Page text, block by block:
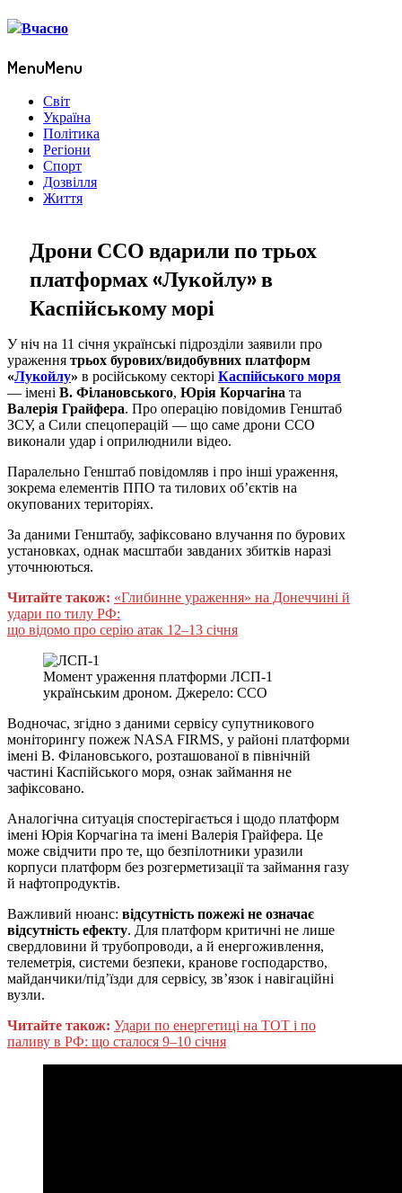
MenuMenu
Світ
Україна
Політика
Регіони
Спорт
Дозвілля
Життя
Дрони ССО вдарили по трьох
платформах «Лукойлу» в
Каспійському морі
У ніч на 11 січня українські підрозділи заявили про
ураження трьох бурових/видобувних платформ
«Лукойлу» в російському секторі Каспійського моря
— імені В. Філановського, Юрія Корчагіна та
Валерія Грайфера. Про операцію повідомив Генштаб
ЗСУ, а Сили спецоперацій — що саме дрони ССО
виконали удар і оприлюднили відео.
Паралельно Генштаб повідомляв і про інші ураження,
зокрема елементів ППО та тилових об’єктів на
окупованих територіях.
За даними Генштабу, зафіксовано влучання по бурових
установках, однак масштаби завданих збитків наразі
уточнюються.
Читайте також: «Глибинне ураження» на Донеччині й
удари по тилу РФ:
що відомо про серію атак 12–13 січня
Момент ураження платформи ЛСП-1
українським дроном. Джерело: ССО
Водночас, згідно з даними сервісу супутникового
моніторингу пожеж NASA FIRMS, у районі платформи
імені В. Філановського, розташованої в північній
частині Каспійського моря, ознак займання не
зафіксовано.
Аналогічна ситуація спостерігається і щодо платформ
імені Юрія Корчагіна та імені Валерія Грайфера. Це
може свідчити про те, що безпілотники уразили
корпуси платформ без розгерметизації та займання газу
й нафтопродуктів.
Важливий нюанс: відсутність пожежі не означає
відсутність ефекту. Для платформ критичні не лише
свердловини й трубопроводи, а й енергоживлення,
телеметрія, системи безпеки, кранове господарство,
майданчики/під’їзди для сервісу, зв’язок і навігаційні
вузли.
Читайте також: Удари по енергетиці на ТОТ і по
паливу в РФ: що сталося 9–10 січня